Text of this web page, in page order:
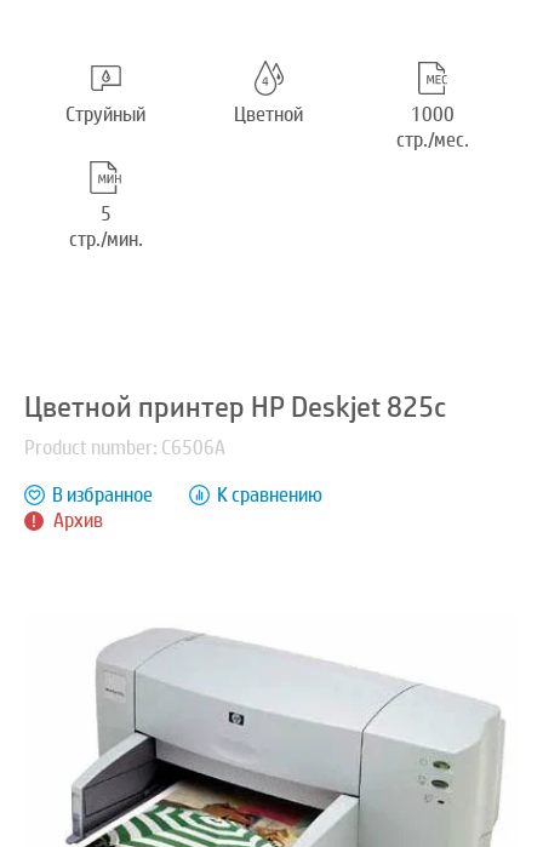
Струйный Цветной
1000
стр./мес.
5
стр./мин.
Цветной принтер HP Deskjet 825c
Product number: C6506A
Архив
В избранное К сравнению